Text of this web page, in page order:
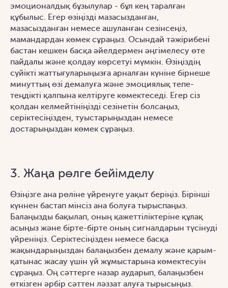
эмоционалдық бұзылулар - бұл кең таралған
құбылыс. Егер өзіңізді мазасызданған,
мазасызданған немесе ашуланған сезінсеңіз,
мамандардан көмек сұраңыз. Осындай тәжірибені
бастан кешкен басқа әйелдермен әңгімелесу өте
пайдалы және қолдау көрсетуі мүмкін. Өзіңіздің
сүйікті жаттығуларыңызға арналған күніне бірнеше
минуттың өзі демалуға және эмоциялық тепе-
теңдікті қалпына келтіруге көмектеседі. Егер сіз
қолдан келмейтініңізді сезінетін болсаңыз,
серіктесіңізден, туыстарыңыздан немесе
достарыңыздан көмек сұраңыз.
3. Жаңа рөлге бейімделу
Өзіңізге ана рөліне үйренуге уақыт беріңіз. Бірінші
күннен бастап мінсіз ана болуға тырыспаңыз.
Балаңызды бақылап, оның қажеттіліктеріне құлақ
асыңыз және бірте-бірте оның сигналдарын түсінуді
үйреніңіз. Серіктесіңізден немесе басқа
жақындарыңыздан балаңызбен демалу және қарым-
қатынас жасау үшін үй жұмыстарына көмектесуін
сұраңыз. Оң сәттерге назар аударып, балаңызбен
өткізген әрбір сәттен ләззат алуға тырысыңыз.